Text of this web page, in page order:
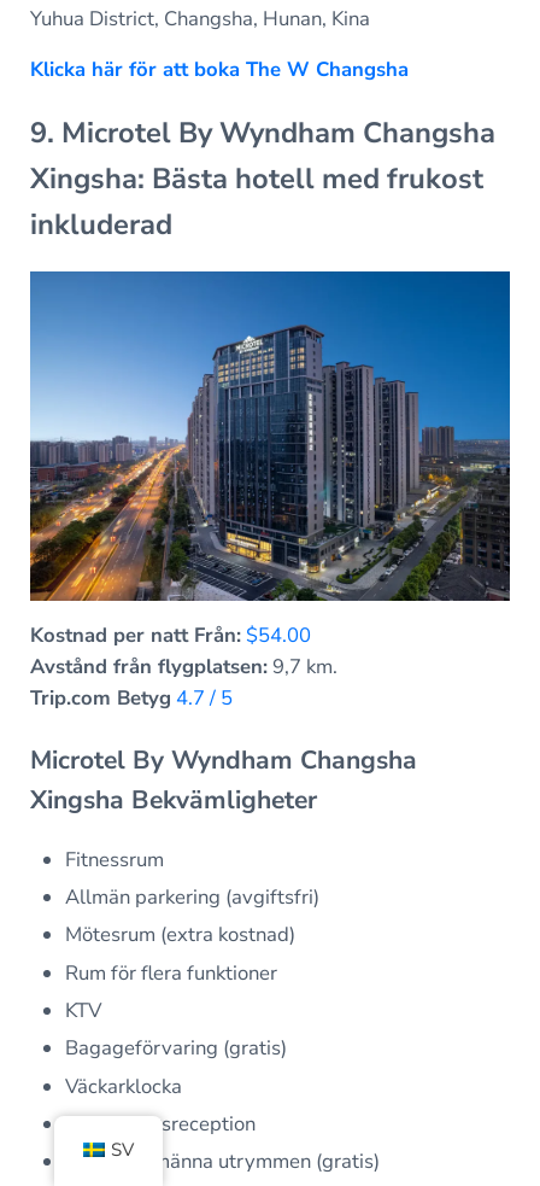
Yuhua District, Changsha, Hunan, Kina
Klicka här för att boka The W Changsha
9. Microtel By Wyndham Changsha
Xingsha: Bästa hotell med frukost
inkluderad
Kostnad per natt Från: $54.00
Avstånd från flygplatsen:9,7 km.
Trip.com Betyg 4.7 / 5
Microtel By Wyndham Changsha
Xingsha Bekvämligheter
Fitnessrum
Allmän parkering (avgiftsfri)
Mötesrum (extra kostnad)
Rum för flera funktioner
KTV
Bagageförvaring (gratis)
Väckarklocka
24-timmarsreception
Wi-Fi i allmänna utrymmen (gratis)
SV